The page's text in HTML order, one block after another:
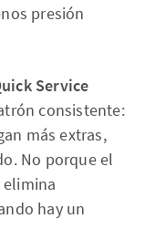
presión
Service
consistente:
más extras,
No porque el
hay un